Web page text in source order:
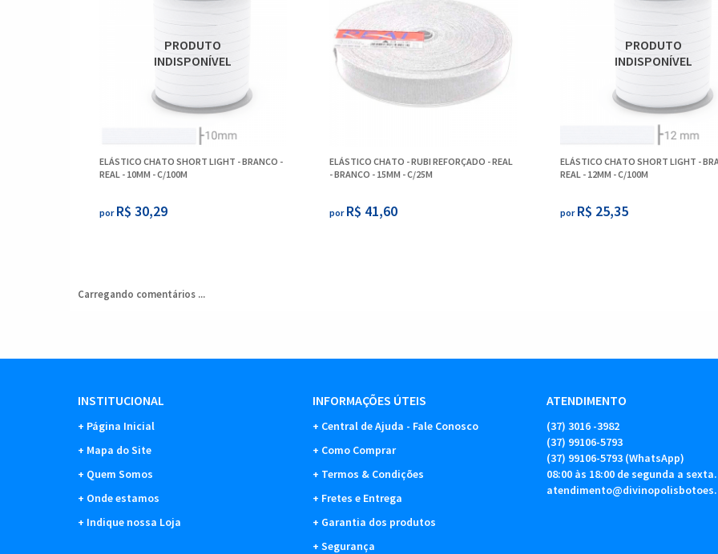
ELÁSTICO CHATO SHORT LIGHT - BRANCO -
REAL - 10MM - C/100M
por R$ 30,29
ELÁSTICO CHATO - RUBI REFORÇADO - REAL
- BRANCO - 15MM - C/25M
por R$ 41,60
ELÁSTICO CHATO SHORT LIGHT -
REAL - 12MM - C/100M
por R$ 25,35
Carregando comentários ...
INSTITUCIONAL
Página Inicial
Mapa do Site
Quem Somos
Onde estamos
Indique nossa Loja
INFORMAÇÕES ÚTEIS
Central de Ajuda - Fale Conosco
Como Comprar
Termos & Condições
Fretes e Entrega
Garantia dos produtos
Segurança
ATENDIMENTO
(37) 3016 -3982
(37) 99106-5793
(37) 99106-5793 (WhatsApp)
08:00 às 18:00 de segunda a sexta.